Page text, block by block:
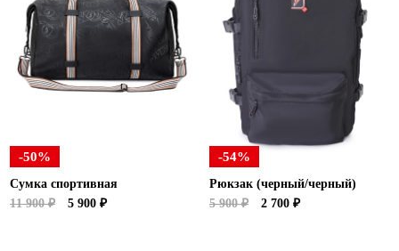
-50%
Сумка спортивная
11 900 ₽
5 900 ₽
-54%
Рюкзак (черный/черный)
5 900 ₽
2 700 ₽